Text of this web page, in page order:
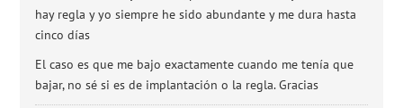
hay regla y yo siempre he sido abundante y me dura hasta
cinco días
El caso es que me bajo exactamente cuando me tenía que
bajar, no sé si es de implantación o la regla. Gracias